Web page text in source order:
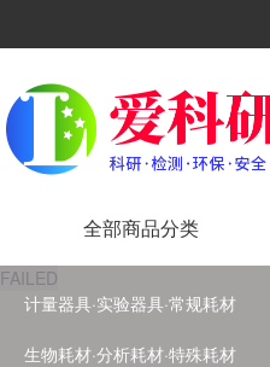
全部商品分类
计量器具·实验器具·常规耗材
生物耗材·分析耗材·特殊耗材
FAILED